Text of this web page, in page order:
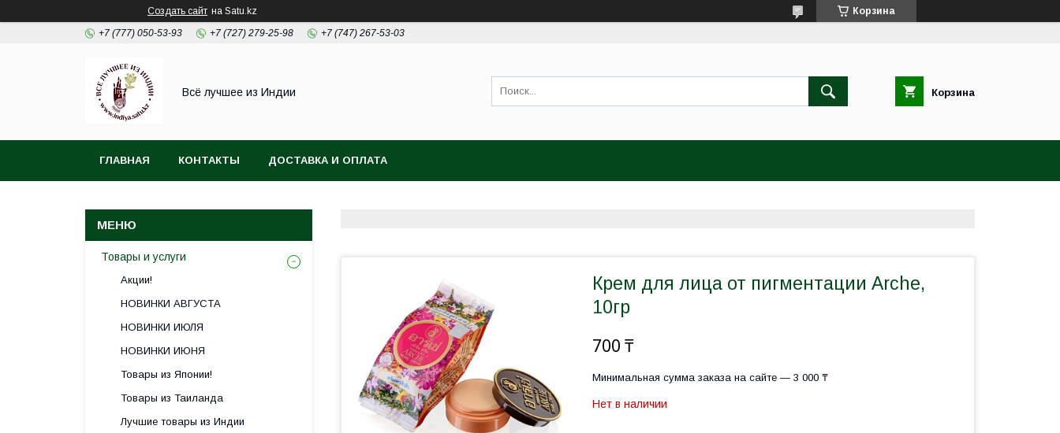
Создать сайт на Satu.kz Корзина
+7 (777) 050-53-93 +7 (727) 279-25-98 +7 (747) 267-53-03
Всё лучшее из Индии Корзина
ГЛАВНАЯ КОНТАКТЫ ДОСТАВКА И ОПЛАТА
Крем для лица от пигментации Arche,
10гр
700 ₸
Минимальная сумма заказа на сайте — 3 000 ₸
Нет в наличии
Товары и услуги
Акции!
НОВИНКИ АВГУСТА
НОВИНКИ ИЮЛЯ
НОВИНКИ ИЮНЯ
Товары из Японии!
Товары из Таиланда
Лучшие товары из Индии